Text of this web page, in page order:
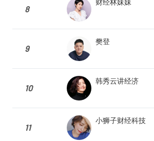
8
财经林妹妹
9
樊登
10
韩秀云讲经济
11
小狮子财经科技